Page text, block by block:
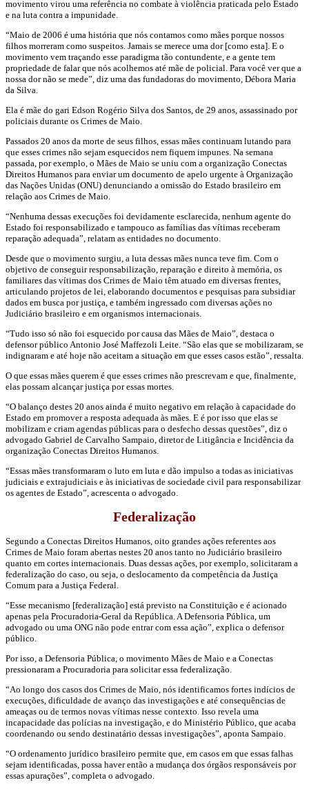
movimento virou uma referência no combate à violência praticada pelo Estado
e na luta contra a impunidade.
“Maio de 2006 é uma história que nós contamos como mães porque nossos
filhos morreram como suspeitos. Jamais se merece uma dor [como esta]. E o
movimento vem traçando esse paradigma tão contundente, e a gente tem
propriedade de falar que nós acolhemos até mãe de policial. Para você ver que a
nossa dor não se mede”, diz uma das fundadoras do movimento, Débora Maria
da Silva.
Ela é mãe do gari Edson Rogério Silva dos Santos, de 29 anos, assassinado por
policiais durante os Crimes de Maio.
Passados 20 anos da morte de seus filhos, essas mães continuam lutando para
que esses crimes não sejam esquecidos nem fiquem impunes. Na semana
passada, por exemplo, o Mães de Maio se uniu com a organização Conectas
Direitos Humanos para enviar um documento de apelo urgente à Organização
das Nações Unidas (ONU) denunciando a omissão do Estado brasileiro em
relação aos Crimes de Maio.
“Nenhuma dessas execuções foi devidamente esclarecida, nenhum agente do
Estado foi responsabilizado e tampouco as famílias das vítimas receberam
reparação adequada”, relatam as entidades no documento.
Desde que o movimento surgiu, a luta dessas mães nunca teve fim. Com o
objetivo de conseguir responsabilização, reparação e direito à memória, os
familiares das vítimas dos Crimes de Maio têm atuado em diversas frentes,
articulando projetos de lei, elaborando documentos e pesquisas para subsidiar
dados em busca por justiça, e também ingressado com diversas ações no
Judiciário brasileiro e em organismos internacionais.
“Tudo isso só não foi esquecido por causa das Mães de Maio”, destaca o
defensor público Antonio José Maffezoli Leite. “São elas que se mobilizaram, se
indignaram e até hoje não aceitam a situação em que esses casos estão”, ressalta.
O que essas mães querem é que esses crimes não prescrevam e que, finalmente,
elas possam alcançar justiça por essas mortes.
“O balanço destes 20 anos ainda é muito negativo em relação à capacidade do
Estado em promover a resposta adequada às mães. E é por isso que elas se
mobilizam e criam agendas públicas para o desfecho dessas questões”, diz o
advogado Gabriel de Carvalho Sampaio, diretor de Litigância e Incidência da
organização Conectas Direitos Humanos.
“Essas mães transformaram o luto em luta e dão impulso a todas as iniciativas
judiciais e extrajudiciais e às iniciativas de sociedade civil para responsabilizar
os agentes de Estado”, acrescenta o advogado.
Federalização
Segundo a Conectas Direitos Humanos, oito grandes ações referentes aos
Crimes de Maio foram abertas nestes 20 anos tanto no Judiciário brasileiro
quanto em cortes internacionais. Duas dessas ações, por exemplo, solicitaram a
federalização do caso, ou seja, o deslocamento da competência da Justiça
Comum para a Justiça Federal.
“Esse mecanismo [federalização] está previsto na Constituição e é acionado
apenas pela Procuradoria-Geral da República. A Defensoria Pública, um
advogado ou uma ONG não pode entrar com essa ação”, explica o defensor
público.
Por isso, a Defensoria Pública, o movimento Mães de Maio e a Conectas
pressionaram a Procuradoria para solicitar essa federalização.
“Ao longo dos casos dos Crimes de Maio, nós identificamos fortes indícios de
execuções, dificuldade de avanço das investigações e até consequências de
ameaças ou de termos novas vítimas nesse contexto. Isso revela uma
incapacidade das polícias na investigação, e do Ministério Público, que acaba
coordenando ou sendo destinatário dessas investigações”, aponta Sampaio.
“O ordenamento jurídico brasileiro permite que, em casos em que essas falhas
sejam identificadas, possa haver então a mudança dos órgãos responsáveis por
essas apurações”, completa o advogado.